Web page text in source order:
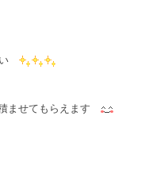
い
ませてもらえます